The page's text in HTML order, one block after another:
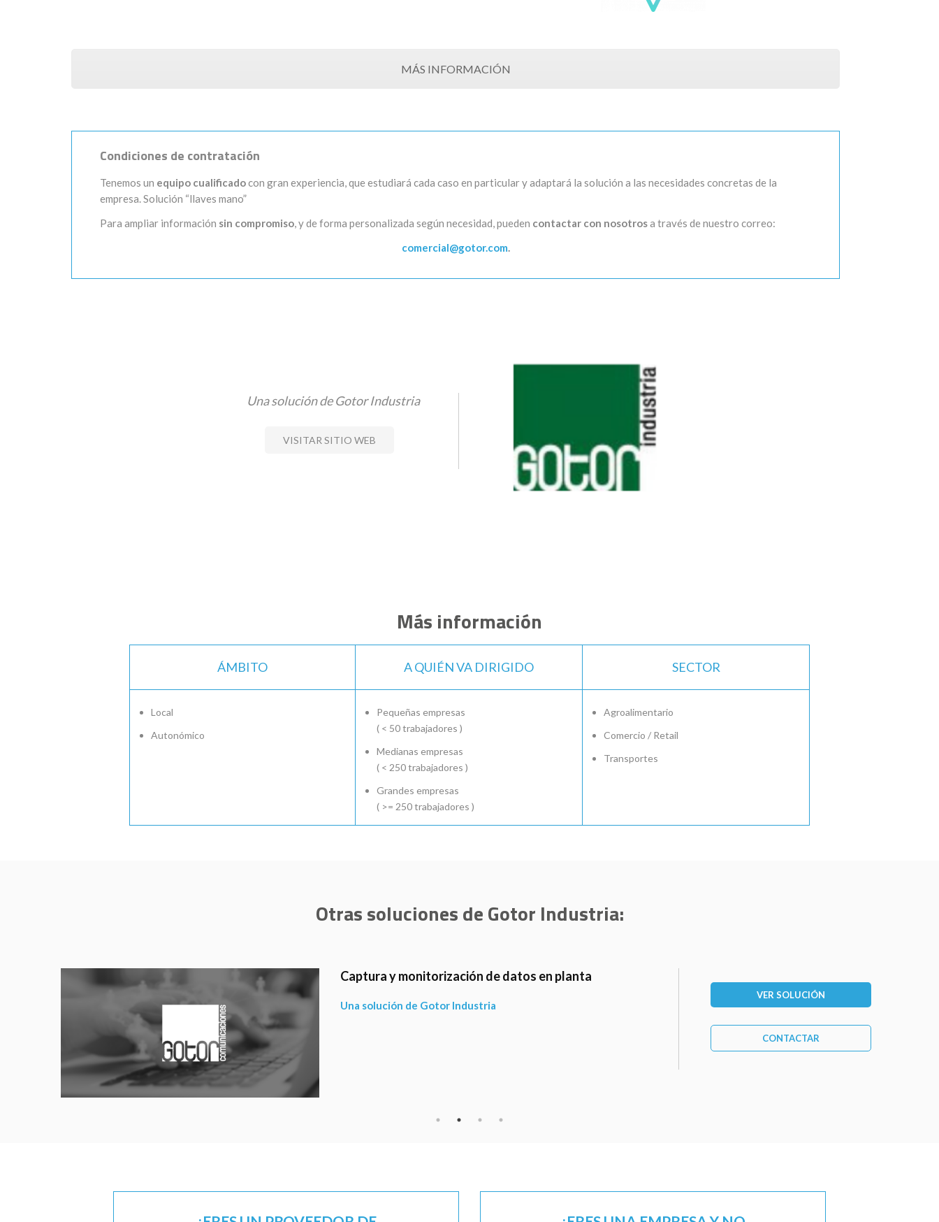
MÁS INFORMACIÓN
Condiciones de contratación
Tenemos un equipo cualificadocon gran experiencia, que estudiará cada caso en particular y adaptará la solución a las necesidades concretas de la
empresa. Solución “llaves mano”
Para ampliar información sin compromiso, y de forma personalizada según necesidad, pueden contactar con nosotrosa través de nuestro correo:
comercial@gotor.com.
Una solución de Gotor Industria
VISITAR SITIO WEB
Más información
ÁMBITO
Local
Autonómico
A QUIÉN VA DIRIGIDO
Pequeñas empresas
( < 50 trabajadores )
Medianas empresas
( < 250 trabajadores )
Grandes empresas
( >= 250 trabajadores )
SECTOR
Agroalimentario
Comercio / Retail
Transportes
Otras soluciones de Gotor Industria:
Captura y monitorización de datos en planta
Una solución de Gotor Industria